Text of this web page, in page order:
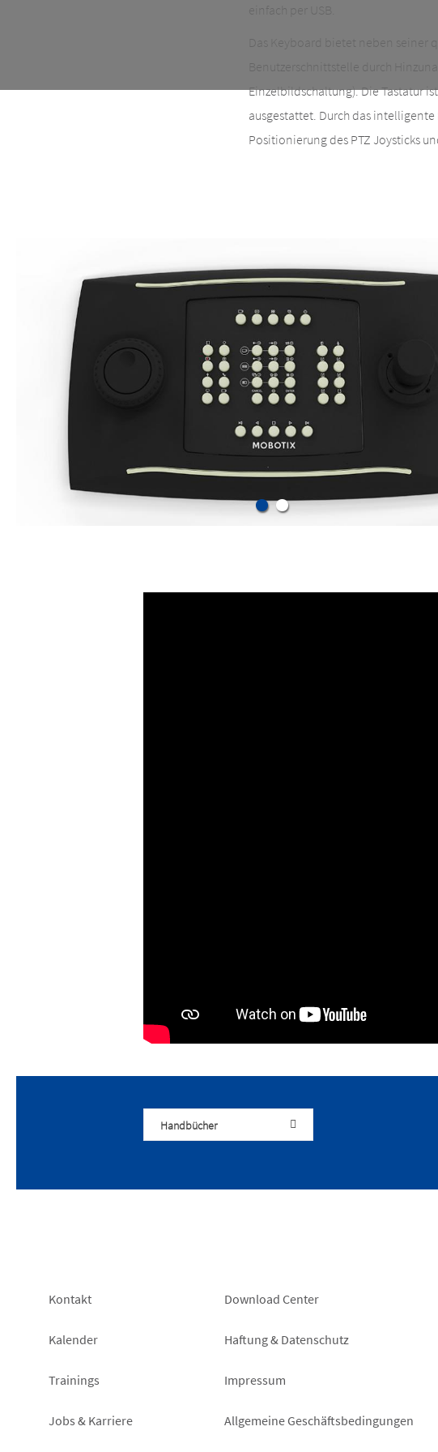
einfach per USB.
Das Keyboard bietet neben seiner
Benutzerschnittstelle durch
Einzelbildschaltung). Die Tastatur
ausgestattet. Durch das
Positionierung des PTZ Joysticks
Handbücher
Footer
left
Kontakt
Kalender
Trainings
Jobs & Karriere
Footer
right
Download Center
Haftung & Datenschutz
Impressum
Allgemeine Geschäftsbedingungen